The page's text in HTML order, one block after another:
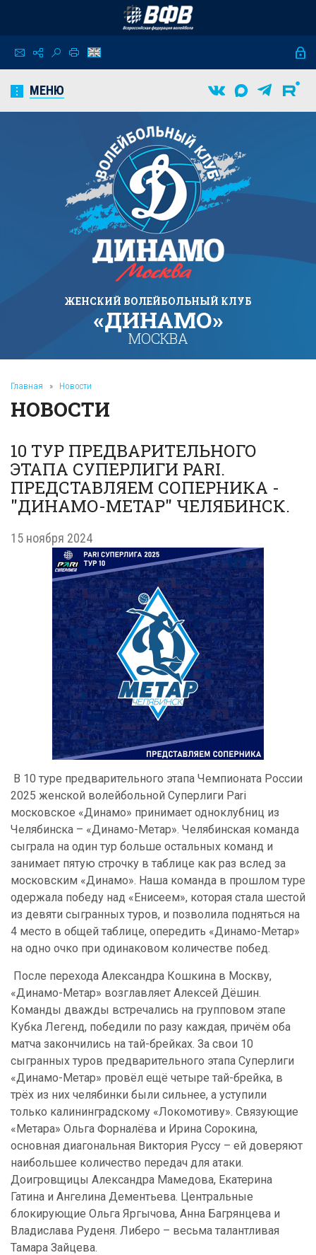
МЕНЮ
ЖЕНСКИЙ ВОЛЕЙБОЛЬНЫЙ КЛУБ
«ДИНАМО»
МОСКВА
Главная » Новости
НОВОСТИ
10 ТУР ПРЕДВАРИТЕЛЬНОГО
ЭТАПА СУПЕРЛИГИ PARI.
ПРЕДСТАВЛЯЕМ СОПЕРНИКА -
"ДИНАМО-МЕТАР" ЧЕЛЯБИНСК.
15 ноября 2024
В 10 туре предварительного этапа Чемпионата России
2025 женской волейбольной Суперлиги Pari
московское «Динамо» принимает одноклубниц из
Челябинска – «Динамо-Метар». Челябинская команда
сыграла на один тур больше остальных команд и
занимает пятую строчку в таблице как раз вслед за
московским «Динамо». Наша команда в прошлом туре
одержала победу над «Енисеем», которая стала шестой
из девяти сыгранных туров, и позволила подняться на
4 место в общей таблице, опередить «Динамо-Метар»
на одно очко при одинаковом количестве побед.
После перехода Александра Кошкина в Москву,
«Динамо-Метар» возглавляет Алексей Дёшин.
Команды дважды встречались на групповом этапе
Кубка Легенд, победили по разу каждая, причём оба
матча закончились на тай-брейках. За свои 10
сыгранных туров предварительного этапа Суперлиги
«Динамо-Метар» провёл ещё четыре тай-брейка, в
трёх из них челябинки были сильнее, а уступили
только калининградскому «Локомотиву». Связующие
«Метара» Ольга Форналёва и Ирина Сорокина,
основная диагональная Виктория Руссу – ей доверяют
наибольшее количество передач для атаки.
Доигровщицы Александра Мамедова, Екатерина
Гатина и Ангелина Дементьева. Центральные
блокирующие Ольга Яргычова, Анна Багрянцева и
Владислава Руденя. Либеро – весьма талантливая
Тамара Зайцева.